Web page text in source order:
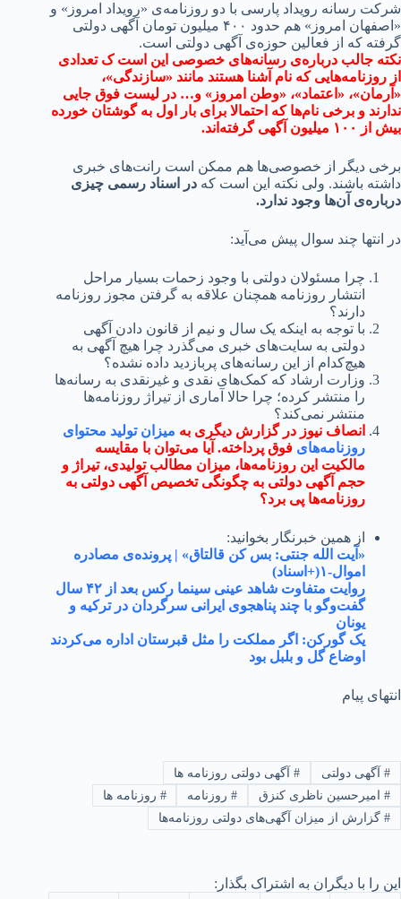
رویداد پارسی با دو روزنامه‌ی «رویداد امروز» و
«اصفهان امروز» هم حدود ۴۰۰ میلیون تومان آگهی دولتی
که از فعالین حوزه‌ی آگهی دولتی است.
جالب درباره‌ی رسانه‌های خصوصی این است ک تعدادی
که نام آشنا هستند مانند «سازندگی»،
«اعتماد»، «وطن امروز» و… در لیست فوق جایی
و برخی نام‌ها که احتمالا برای بار اول به گوشتان خورده
دیگر از خصوصی‌ها هم ممکن است رانت‌های خبری
باشند. ولی نکته این است کهدر اسناد رسمی چیزی
آن‌ها وجود ندارد.
چند سوال پیش می‌آید:
چرا مسئولان دولتی با وجود زحمات بسیار مراحل
انتشار روزنامه همچنان علاقه به گرفتن مجوز روزنامه
دارند؟
با توجه به اینکه یک سال و نیم از قانون دادن آگهی
دولتی به سایت‌های خبری می‌گذرد چرا هیچ آگهی به
هیچ‌کدام از این رسانه‌های پربازدید داده نشده؟
وزارت ارشاد که کمک‌های نقدی و غیرنقدی به رسانه‌ها
را منتشر کرده؛ چرا حالا آماری از تیراژ روزنامه‌ها
منتشر نمی‌کند؟
انصاف نیوز در گزارش دیگری به میزان تولید محتوای
روزنامه‌هایفوق پرداخته. آیا می‌توان با مقایسه
مالکیت این روزنامه‌ها، میزان مطالب تولیدی، تیراژ و
حجم آگهی دولتی به چگونگی تخصیص آگهی دولتی به
روزنامه‌ها پی برد؟
از همین خبرنگار بخوانید:
«آیت الله جنتی: بس کن قالتاق» | پرونده‌ی مصادره
اموال-۱(+اسناد)
روایت متفاوت شاهد عینی سینما رکس بعد از ۴۲ سال
گفت‌وگو با چند پناهجوی ایرانی سرگردان در ترکیه و
یک گورکن: اگر مملکت را مثل قبرستان اداره می‌کردند
اوضاع گل و بلبل بود
پیام
دولتی # آگهی دولتی روزنامه ها
ناظری کنزق
#روزنامه #روزنامه ها
از میزان آگهی‌های دولتی روزنامه‌ها
با دیگران به اشتراک بگذار: